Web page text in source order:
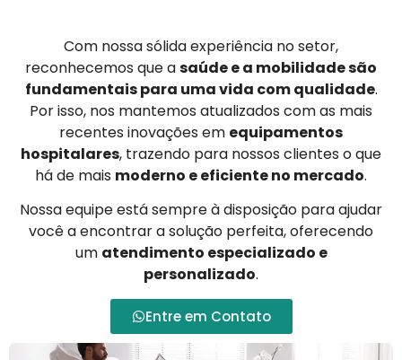
Com nossa sólida experiência no setor,
reconhecemos que asaúde e a mobilidade são
fundamentais para uma vida com qualidade.
Por isso, nos mantemos atualizados com as mais
recentes inovações em equipamentos
hospitalares, trazendo para nossos clientes o que
há de mais moderno e eficiente no mercado.
Nossa equipe está sempre à disposição para ajudar
você a encontrar a solução perfeita, oferecendo
um atendimento especializado e
personalizado.
Entre em Contato